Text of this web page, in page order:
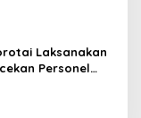
Laksanakan
Personel
Fungsi